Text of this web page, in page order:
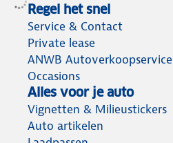
Regel het snel
Service & Contact
Private lease
ANWB Autoverkoopservice
Occasions
Alles voor je auto
Vignetten & Milieustickers
Auto artikelen